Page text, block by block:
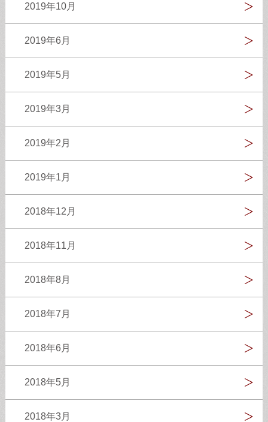
2019年10月
2019年6月
2019年5月
2019年3月
2019年2月
2019年1月
2018年12月
2018年11月
2018年8月
2018年7月
2018年6月
2018年5月
2018年3月